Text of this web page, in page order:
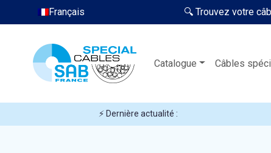
🔍 Trouvez votre
Français
Catalogue Câbles
⚡ Dernière actualité :